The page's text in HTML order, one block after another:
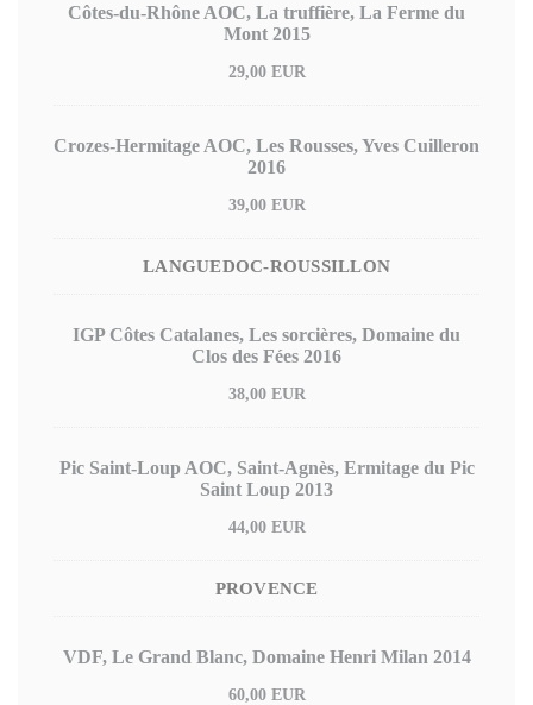
Côtes-du-Rhône AOC, La truffière, La Ferme du
Mont 2015
29,00 EUR
Crozes-Hermitage AOC, Les Rousses, Yves Cuilleron
2016
39,00 EUR
LANGUEDOC-ROUSSILLON
IGP Côtes Catalanes, Les sorcières, Domaine du
Clos des Fées 2016
38,00 EUR
Pic Saint-Loup AOC, Saint-Agnès, Ermitage du Pic
Saint Loup 2013
44,00 EUR
PROVENCE
VDF, Le Grand Blanc, Domaine Henri Milan 2014
60,00 EUR